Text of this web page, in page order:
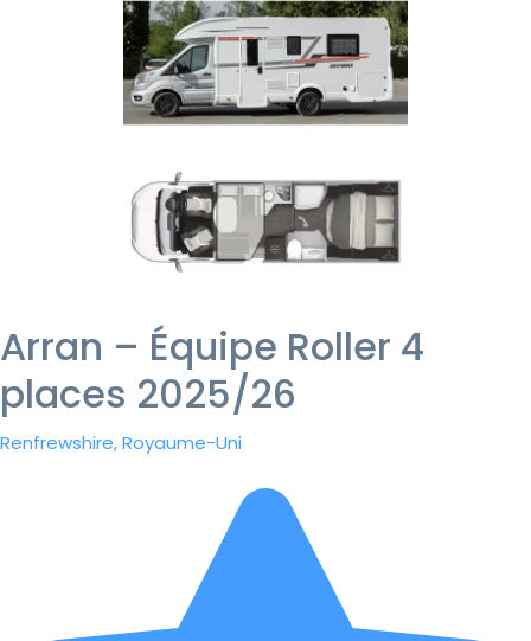
Arran – Équipe Roller 4
places 2025/26
Renfrewshire, Royaume-Uni